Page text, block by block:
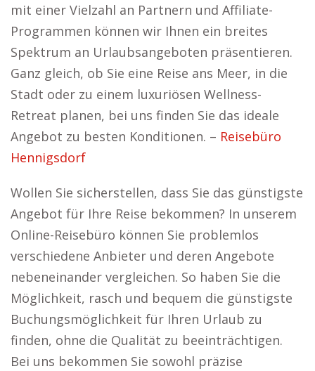
mit einer Vielzahl an Partnern und Affiliate-
Programmen können wir Ihnen ein breites
Spektrum an Urlaubsangeboten präsentieren.
Ganz gleich, ob Sie eine Reise ans Meer, in die
Stadt oder zu einem luxuriösen Wellness-
Retreat planen, bei uns finden Sie das ideale
Angebot zu besten Konditionen. – Reisebüro
Hennigsdorf
Wollen Sie sicherstellen, dass Sie das günstigste
Angebot für Ihre Reise bekommen? In unserem
Online-Reisebüro können Sie problemlos
verschiedene Anbieter und deren Angebote
nebeneinander vergleichen. So haben Sie die
Möglichkeit, rasch und bequem die günstigste
Buchungsmöglichkeit für Ihren Urlaub zu
finden, ohne die Qualität zu beeinträchtigen.
Bei uns bekommen Sie sowohl präzise